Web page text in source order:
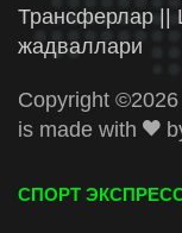
Трансферлар ||
жадваллари
Copyright ©
is made with
СПОРТ